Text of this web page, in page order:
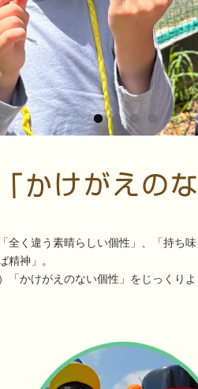
全く違う素晴らしい個性」、「持ち
精神」。
「かけがえのない個性」をじっくり